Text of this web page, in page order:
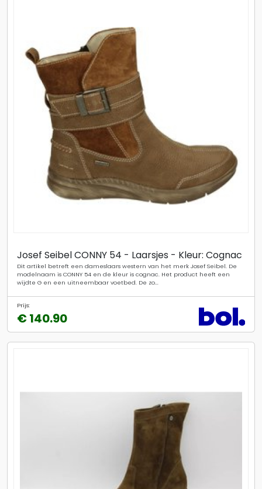
Josef Seibel CONNY 54 - Laarsjes - Kleur: Cognac
Dit artikel betreft een dameslaars western van het merk Josef Seibel. De
modelnaam is CONNY 54 en de kleur is cognac. Het product heeft een
wijdte G en een uitneembaar voetbed. De zo...
Prijs:
€ 140.90